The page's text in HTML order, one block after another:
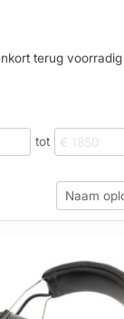
terug voorradig
tot